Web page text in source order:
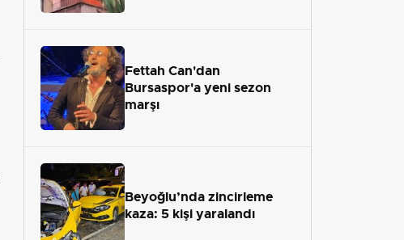
Fettah Can'dan
Bursaspor'a yeni sezon
marşı
Beyoğlu’nda zincirleme
kaza: 5 kişi yaralandı